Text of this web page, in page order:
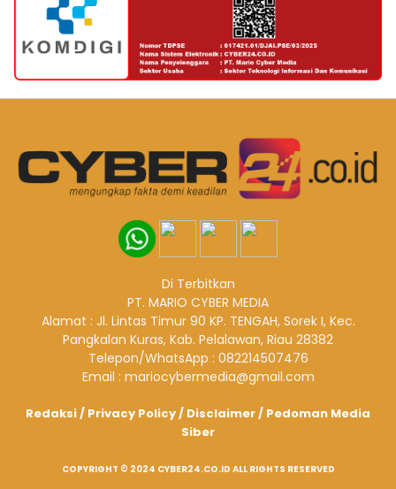
Di Terbitkan
PT. MARIO CYBER MEDIA
Alamat : Jl. Lintas Timur 90 KP. TENGAH, Sorek I, Kec.
Pangkalan Kuras, Kab. Pelalawan, Riau 28382
Telepon/WhatsApp : 082214507476
Email : mariocybermedia@gmail.com
Redaksi/ Privacy Policy/ Disclaimer/ Pedoman Media
Siber
COPYRIGHT © 2024 CYBER24.CO.ID ALL RIGHTS RESERVED